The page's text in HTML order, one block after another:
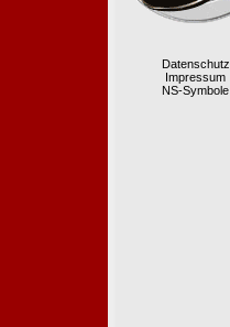
Datenschutz
Impressum
NS-Symbole